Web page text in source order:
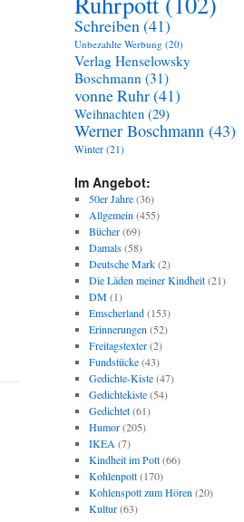
Schreiben(41)
Unbezahlte Werbung (20)
Verlag Henselowsky
Boschmann (31)
vonne Ruhr(41)
Weihnachten (29)
Werner Boschmann (43)
Winter (21)
Im Angebot:
50er Jahre(36)
Allgemein(455)
Bücher(69)
Damals(58)
Deutsche Mark(2)
Die Läden meiner Kindheit(21)
DM(1)
Emscherland(153)
Erinnerungen(52)
Freitagstexter(2)
Fundstücke(43)
Gedichte-Kiste(47)
Gedichtekiste(54)
Gedichtet(61)
Humor(205)
IKEA(7)
Kindheit im Pott(66)
Kohlenpott(170)
Kohlenspott zum Hören(20)
Kultur(63)